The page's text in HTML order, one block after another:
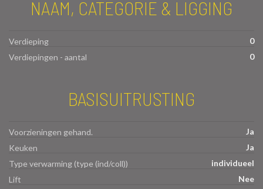
NAAM, CATEGORIE & LIGGING
Verdieping
0
Verdiepingen - aantal
0
BASISUITRUSTING
Voorzieningen gehand.
Ja
Keuken
Ja
Type verwarming (type (ind/coll))
individueel
Lift
Nee